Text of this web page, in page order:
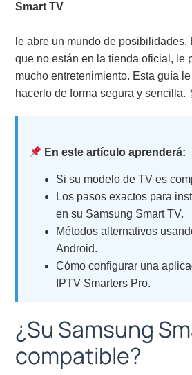
Smart TV
le abre un mundo de posibilidades.
que no están en la tienda oficial, le
mucho entretenimiento. Esta guía
hacerlo de forma segura y sencilla.
En este artículo aprenderá:
Si su modelo de TV es
Los pasos exactos para
en su Samsung Smart TV.
Métodos alternativos
Android.
Cómo configurar una
IPTV Smarters Pro.
¿Su Samsung
compatible?